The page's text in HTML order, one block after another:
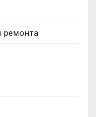
ремонта